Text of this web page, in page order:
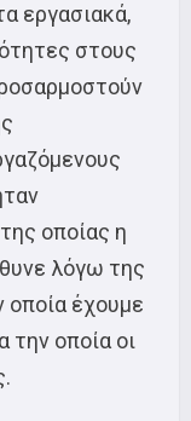
εργασιακά,
στους
οποίας η
λόγω της
οποία έχουμε
την οποία οι